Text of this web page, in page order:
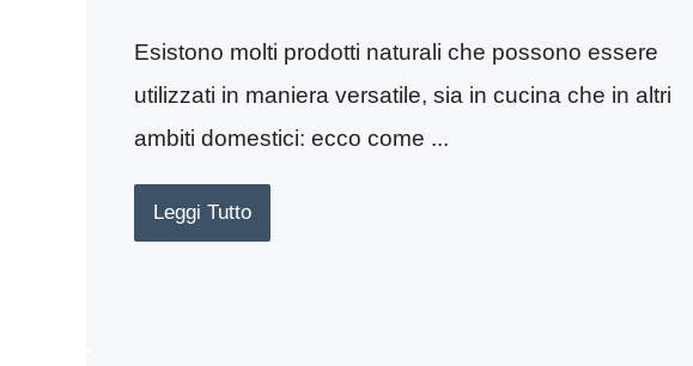
Esistono molti prodotti naturali che possono essere
utilizzati in maniera versatile, sia in cucina che in altri
ambiti domestici: ecco come ...
Leggi Tutto